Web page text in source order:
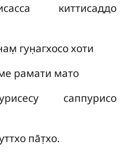
киттисаддо
гун̣агхосо хоти
рамати мато
саппурисо
па̄т̣хо.